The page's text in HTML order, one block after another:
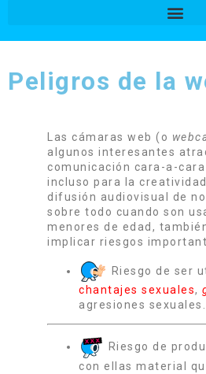
Peligros de la
Las cámaras web (o
algunos interesantes
comunicación cara-a-cara
incluso para la
difusión audiovisual de
sobre todo cuando son
menores de edad,
implicar riesgos
Riesgo de ser
chantajes sexuales,
agresiones sexuales.
Riesgo de
con ellas material